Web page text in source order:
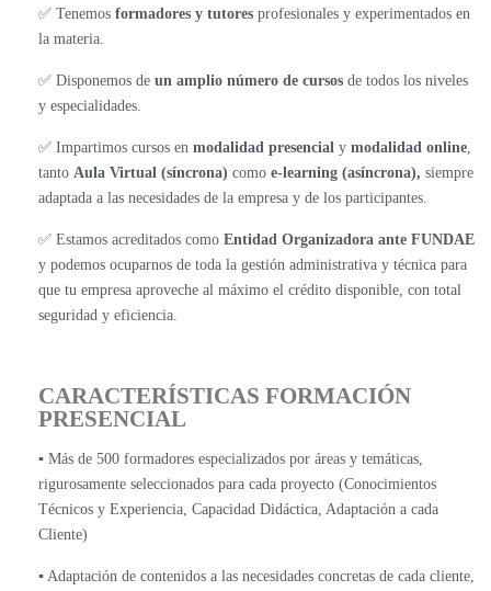
✅ Tenemos formadores y tutores profesionales y experimentados en
la materia.
✅ Disponemos de un amplio número de cursos de todos los niveles
y especialidades.
✅ Impartimos cursos en modalidad presencial y modalidad online
tanto Aula Virtual (síncrona) como e-learning (asíncrona), siempre
adaptada a las necesidades de la empresa y de los participantes.
✅ Estamos acreditados como Entidad Organizadora ante FUNDAE
y podemos ocuparnos de toda la gestión administrativa y técnica para
que tu empresa aproveche al máximo el crédito disponible, con total
seguridad y eficiencia.
CARACTERÍSTICAS FORMACIÓN
PRESENCIAL
▪️ Más de 500 formadores especializados por áreas y temáticas,
rigurosamente seleccionados para cada proyecto (Conocimientos
Técnicos y Experiencia, Capacidad Didáctica, Adaptación a cada
Cliente)
▪️ Adaptación de contenidos a las necesidades concretas de cada cliente,